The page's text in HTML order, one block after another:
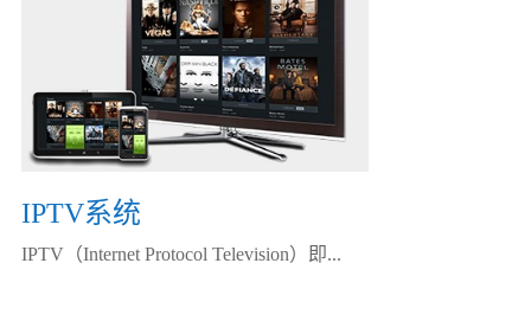
IPTV系统
IPTV（Internet Protocol Television）即...